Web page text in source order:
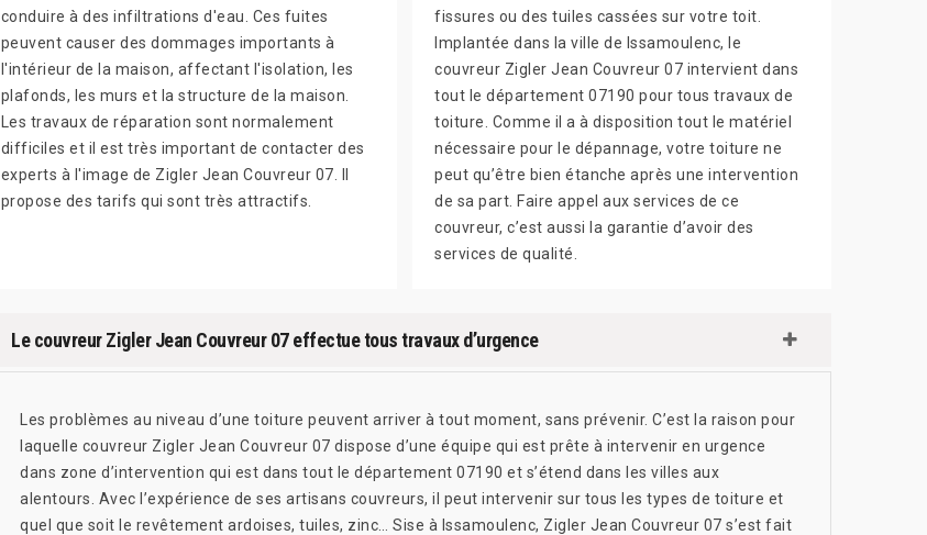
conduire à des infiltrations d'eau. Ces fuites
peuvent causer des dommages importants à
l'intérieur de la maison, affectant l'isolation, les
plafonds, les murs et la structure de la maison.
Les travaux de réparation sont normalement
difficiles et il est très important de contacter des
experts à l'image de Zigler Jean Couvreur 07. Il
propose des tarifs qui sont très attractifs.
fissures ou des tuiles cassées sur votre toit.
Implantée dans la ville de Issamoulenc, le
couvreur Zigler Jean Couvreur 07 intervient dans
tout le département 07190 pour tous travaux de
toiture. Comme il a à disposition tout le matériel
nécessaire pour le dépannage, votre toiture ne
peut qu’être bien étanche après une intervention
de sa part. Faire appel aux services de ce
couvreur, c’est aussi la garantie d’avoir des
services de qualité.
Le couvreur Zigler Jean Couvreur 07 effectue tous travaux d’urgence
Les problèmes au niveau d’une toiture peuvent arriver à tout moment, sans prévenir. C’est la raison pour
laquelle couvreur Zigler Jean Couvreur 07 dispose d’une équipe qui est prête à intervenir en urgence
dans zone d’intervention qui est dans tout le département 07190 et s’étend dans les villes aux
alentours. Avec l’expérience de ses artisans couvreurs, il peut intervenir sur tous les types de toiture et
quel que soit le revêtement ardoises, tuiles, zinc… Sise à Issamoulenc, Zigler Jean Couvreur 07 s’est fait